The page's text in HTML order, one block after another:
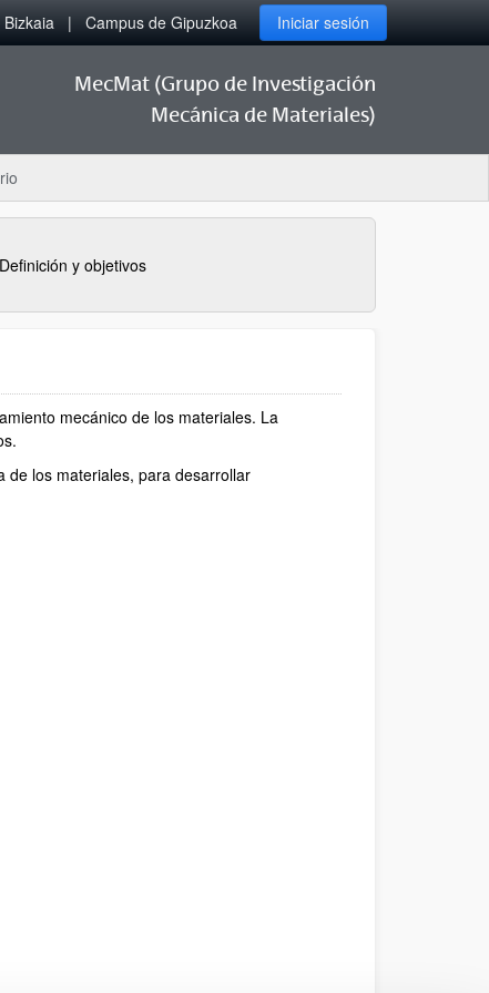
Campus de Gipuzkoa Iniciar sesión
MecMat (Grupo de Investigación
Mecánica de Materiales)
Definición y objetivos
mecánico de los materiales. La
de los materiales, para desarrollar